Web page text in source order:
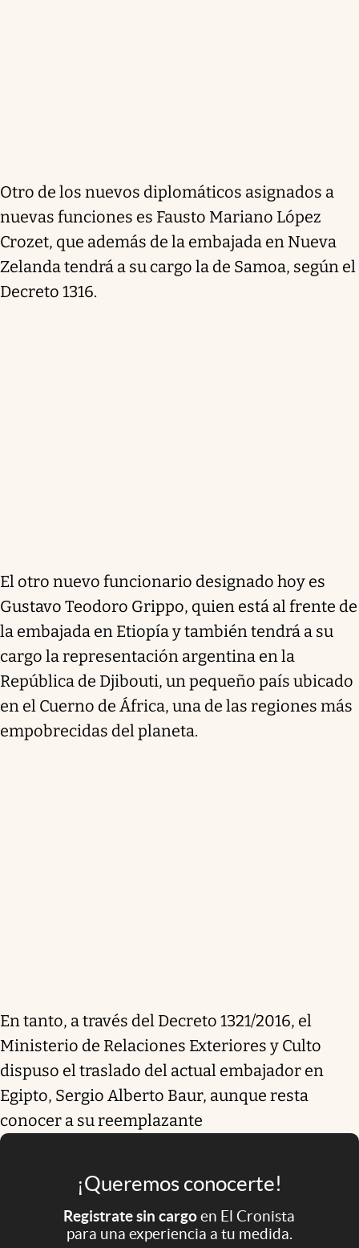
Otro de los nuevos diplomáticos asignados a
nuevas funciones es Fausto Mariano López
Crozet, que además de la embajada en Nueva
Zelanda tendrá a su cargo la de Samoa, según el
Decreto 1316.
El otro nuevo funcionario designado hoy es
Gustavo Teodoro Grippo, quien está al frente de
la embajada en Etiopía y también tendrá a su
cargo la representación argentina en la
República de Djibouti, un pequeño país ubicado
en el Cuerno de África, una de las regiones más
empobrecidas del planeta.
En tanto, a través del Decreto 1321/2016, el
Ministerio de Relaciones Exteriores y Culto
dispuso el traslado del actual embajador en
Egipto, Sergio Alberto Baur, aunque resta
conocer a su reemplazante
¡Queremos conocerte!
Registrate sin cargoen El Cronista
para una experiencia a tu medida.